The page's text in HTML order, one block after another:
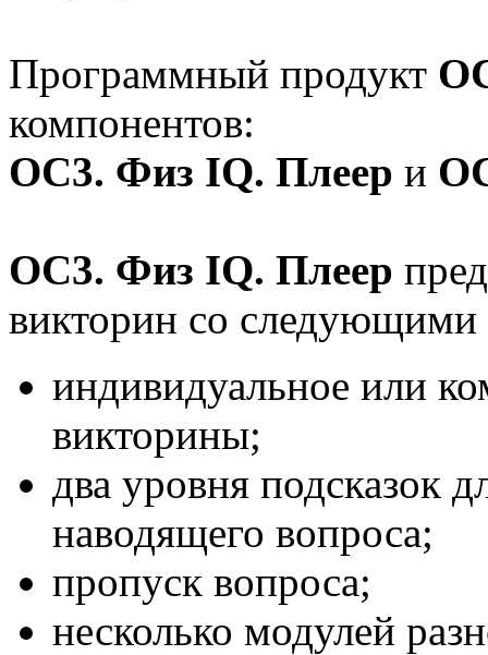
Программный продукт
компонентов:
OC3. Физ IQ. Плеер и
OC3. Физ IQ. Плеер
викторин со
индивидуальное или
викторины;
два уровня подсказок
наводящего вопроса;
пропуск вопроса;
несколько модулей